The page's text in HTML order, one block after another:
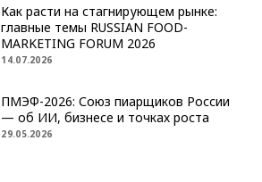
Как расти на стагнирующем рынке:
главные темы RUSSIAN FOOD-
MARKETING FORUM 2026
14.07.2026
ПМЭФ-2026: Союз пиарщиков России
— об ИИ, бизнесе и точках роста
29.05.2026